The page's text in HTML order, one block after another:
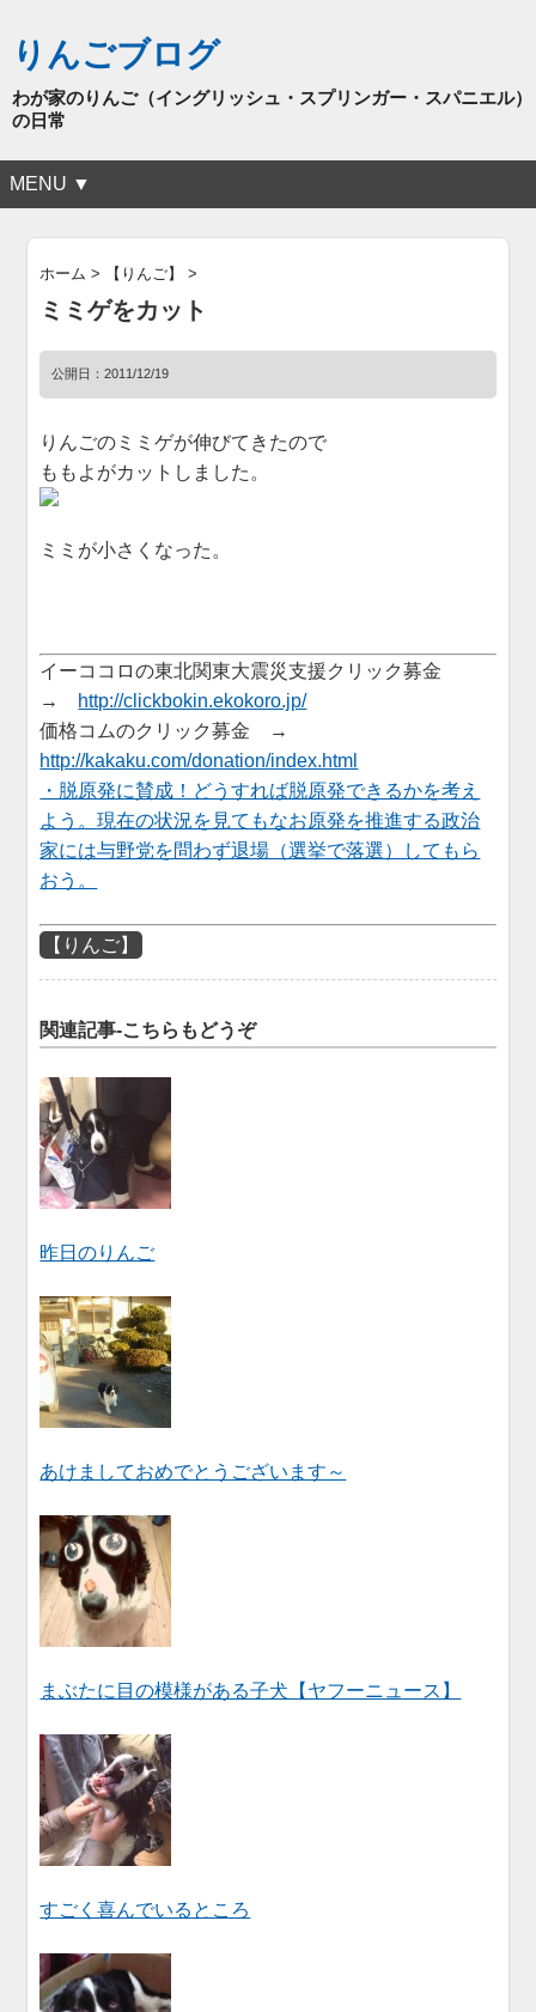
りんごブログ
わが家のりんご（イングリッシュ・スプリンガー・スパニエル）
の日常
MENU ▼
ホーム > 【りんご】 >
ミミゲをカット
公開日：2011/12/19
りんごのミミゲが伸びてきたので
ももよがカットしました。
ミミが小さくなった。
イーココロの東北関東大震災支援クリック募金
→ http://clickbokin.ekokoro.jp/
価格コムのクリック募金 →
http://kakaku.com/donation/index.html
・脱原発に賛成！どうすれば脱原発できるかを考え
よう。現在の状況を見てもなお原発を推進する政治
家には与野党を問わず退場（選挙で落選）してもら
おう。
【りんご】
関連記事-こちらもどうぞ
昨日のりんご
あけましておめでとうございます～
まぶたに目の模様がある子犬【ヤフーニュース】
すごく喜んでいるところ